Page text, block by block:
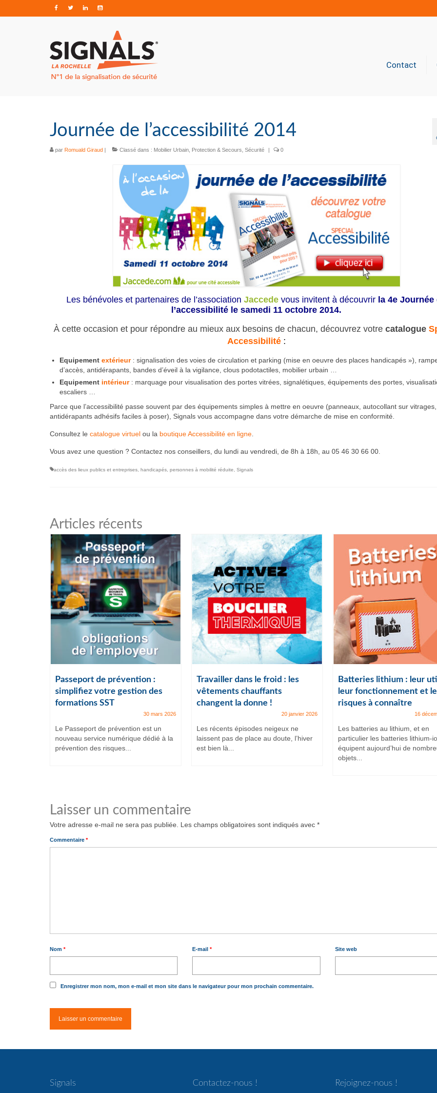
Contact
Journée de l’accessibilité 2014
par Romuald Giraud | Classé dans : Mobilier Urbain Protection & Secours Sécurité | 0
Les bénévoles et partenaires de l’association Jaccede vous invitent à découvrirla 4e Journée
l’accessibilité le samedi 11 octobre 2014.
À cette occasion et pour répondre au mieux aux besoins de chacun, découvrez votre catalogue
Accessibilité:
Equipement extérieur: signalisation des voies de circulation et parking (mise en oeuvre des places handicapés »),
d’accès, antidérapants, bandes d’éveil à la vigilance, clous podotactiles, mobilier urbain …
Equipement intérieur: marquage pour visualisation des portes vitrées, signalétiques, équipements des portes,
escaliers …
Parce que l’accessibilité passe souvent par des équipements simples à mettre en oeuvre (panneaux, autocollant sur vitrages,
antidérapants adhésifs faciles à poser), Signals vous accompagne dans votre démarche de mise en conformité.
Consultez le catalogue virtuel ou la boutique Accessibilité en ligne
Vous avez une question ? Contactez nos conseillers, du lundi au vendredi, de 8h à 18h, au 05 46 30 66 00.
accès des lieux publics et entreprises handicapés personnes à mobilité réduite Signals
Articles récents
Passeport de prévention :
simplifiez votre gestion des
formations SST
30 mars 2026
Le Passeport de prévention est un
nouveau service numérique dédié à la
prévention des risques...
Travailler dans le froid : les
vêtements chauffants
changent la donne !
20 janvier 2026
Les récents épisodes neigeux ne
laissent pas de place au doute, l’hiver
est bien là...
Batteries lithium : leur
leur fonctionnement et
risques à connaître
16
Les batteries au lithium, et en
particulier les batteries lithium-
équipent aujourd’hui de
objets...
Laisser un commentaire
Votre adresse e-mail ne sera pas publiée. Les champs obligatoires sont indiqués avec *
Commentaire *
Nom * E-mail* Site web
Enregistrer mon nom, mon e-mail et mon site dans le navigateur pour mon prochain commentaire.
Signals Contactez-nous ! Rejoignez-nous !